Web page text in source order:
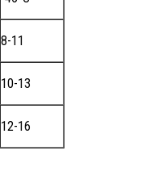
8-11
10-13
12-16